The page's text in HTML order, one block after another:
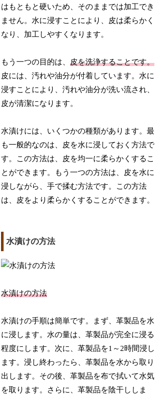
はもともと硬いため、そのままでは加工でき
ません。水に浸すことにより、皮は柔らかく
なり、加工しやすくなります。
もう一つの目的は、皮を洗浄することです。
皮には、汚れや油分が付着しています。水に
浸すことにより、汚れや油分が洗い流され、
皮が清潔になります。
水漬けには、いくつかの種類があります。最
も一般的なのは、皮を水に浸しておく方法で
す。この方法は、皮を均一に柔らかくするこ
とができます。もう一つの方法は、皮を水に
浸しながら、手で揉む方法です。この方法
は、皮をより柔らかくすることができます。
水漬けの方法
水漬けの方法
水漬けの手順は簡単です。まず、革製品を水
に浸します。水の量は、革製品が完全に浸る
程度にします。次に、革製品を1～2時間浸し
ます。浸し終わったら、革製品を水から取り
出します。その後、革製品を布で拭いて水気
を取ります。さらに、革製品を陰干ししま